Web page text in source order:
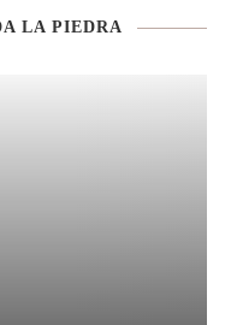
LA PIEDRA